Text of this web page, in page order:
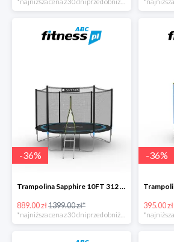
-36%
Trampolina Sapphire 10FT 312 cm + drabinka GRATISY -36%
889.00 zł1399.00 zł*
*najniższa cena z 30 dni przed obniżką
-36%
395.00 zł